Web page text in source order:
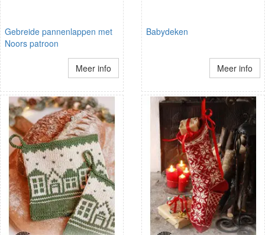
Gebreide pannenlappen met
Noors patroon
Meer info
Babydeken
Meer info